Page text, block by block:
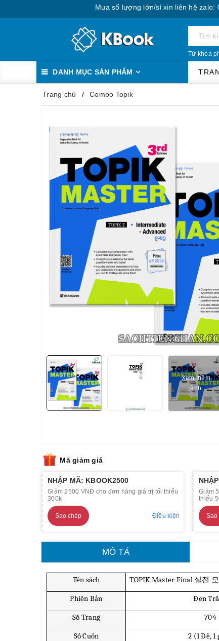
Mua số lượng lớn/sỉ xin liên hệ zalo:
Từ khóa
DANH MỤC SẢN PHẨM
Trang chủ Combo Topik
1/22
Xem thêm
ảnh
Mã giảm giá
NHẬP MÃ: KBOOK2500
Giảm 2500 VNĐ cho đơn hàng giá trị tối thiểu
300k
Sao chép Điều kiện
Giảm
thiểu
Sao
MÔ TẢ
Tên sách TOPIK Master Final 실전
Phiên Bản Đen
Số Trang 704
Số Cuốn 2 (1 Đề, 1